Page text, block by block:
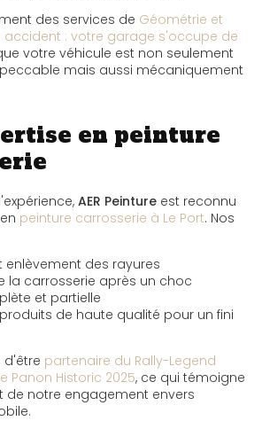
des services de Géométrie et
accident : votre garage s'occupe de
votre véhicule est non seulement
mais aussi mécaniquement
en peinture
AER Peinture est reconnu
peinture carrosserie à Le Port. Nos
enlèvement des rayures
la carrosserie après un choc
et partielle
de haute qualité pour un fini
d'être partenaire du Rally-Legend
Panon Historic 2025, ce qui témoigne
de notre engagement envers